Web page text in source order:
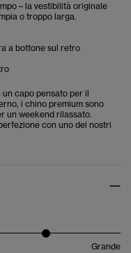
– la vestibilità originale
o troppo larga.
a bottone sul retro
capo pensato per il
i chino premium sono
un weekend rilassato.
con uno dei nostri
Grande